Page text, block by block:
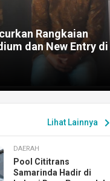
Rangkaian
dan New Entry di
Lihat Lainnya chevron_right
DAERAH
Pool Cititrans
Samarinda Hadir di